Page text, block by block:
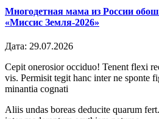
Многодетная мама из России
«Миссис Земля-2026»
Дата: 29.07.2026
Cepit onerosior occiduo! Tenent flexi
vis. Permisit tegit hanc inter ne sponte
minantia cognati
Aliis undas boreas deducite quarum